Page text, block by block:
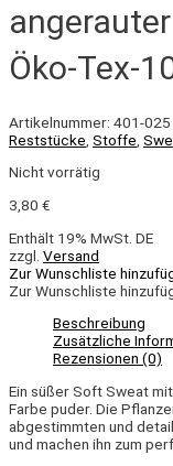
Öko-Tex-
Artikelnummer: 401-025
Reststücke Stoffe
Nicht vorrätig
3,80 €
Enthält 19% MwSt. DE
zzgl. Versand
Zur Wunschliste
Zur Wunschliste
Beschreibung
Zusätzliche
Rezensionen (0)
Ein süßer Soft Sweat
Farbe puder. Die
abgestimmten und
und machen ihn zum